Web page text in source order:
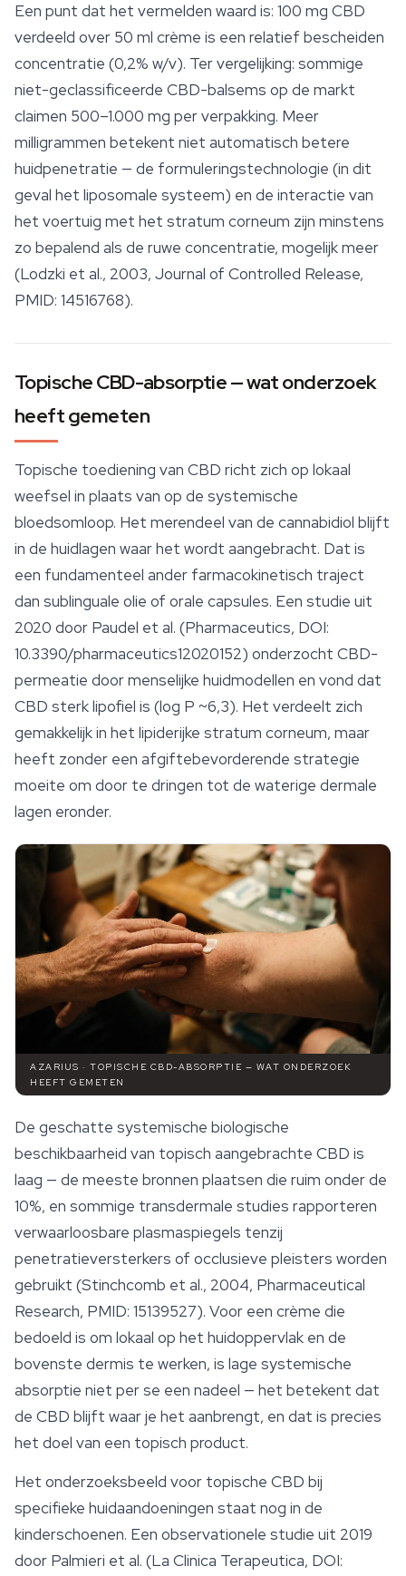
Een punt dat het vermelden waard is: 100 mg CBD
verdeeld over 50 ml crème is een relatief bescheiden
concentratie (0,2% w/v). Ter vergelijking: sommige
niet-geclassificeerde CBD-balsems op de markt
claimen 500–1.000 mg per verpakking. Meer
milligrammen betekent niet automatisch betere
huidpenetratie — de formuleringstechnologie (in dit
geval het liposomale systeem) en de interactie van
het voertuig met het stratum corneum zijn minstens
zo bepalend als de ruwe concentratie, mogelijk meer
(Lodzki et al., 2003, Journal of Controlled Release,
PMID: 14516768).
Topische CBD-absorptie — wat onderzoek
heeft gemeten
Topische toediening van CBD richt zich op lokaal
weefsel in plaats van op de systemische
bloedsomloop. Het merendeel van de cannabidiol blijft
in de huidlagen waar het wordt aangebracht. Dat is
een fundamenteel ander farmacokinetisch traject
dan sublinguale olie of orale capsules. Een studie uit
2020 door Paudel et al. (Pharmaceutics, DOI:
10.3390/pharmaceutics12020152) onderzocht CBD-
permeatie door menselijke huidmodellen en vond dat
CBD sterk lipofiel is (log P ~6,3). Het verdeelt zich
gemakkelijk in het lipiderijke stratum corneum, maar
heeft zonder een afgiftebevorderende strategie
moeite om door te dringen tot de waterige dermale
lagen eronder.
AZARIUS · TOPISCHE CBD-ABSORPTIE — WAT ONDERZOEK
HEEFT GEMETEN
De geschatte systemische biologische
beschikbaarheid van topisch aangebrachte CBD is
laag — de meeste bronnen plaatsen die ruim onder de
10%, en sommige transdermale studies rapporteren
verwaarloosbare plasmaspiegels tenzij
penetratieversterkers of occlusieve pleisters worden
gebruikt (Stinchcomb et al., 2004, Pharmaceutical
Research, PMID: 15139527). Voor een crème die
bedoeld is om lokaal op het huidoppervlak en de
bovenste dermis te werken, is lage systemische
absorptie niet per se een nadeel — het betekent dat
de CBD blijft waar je het aanbrengt, en dat is precies
het doel van een topisch product.
Het onderzoeksbeeld voor topische CBD bij
specifieke huidaandoeningen staat nog in de
kinderschoenen. Een observationele studie uit 2019
door Palmieri et al. (La Clinica Terapeutica, DOI: